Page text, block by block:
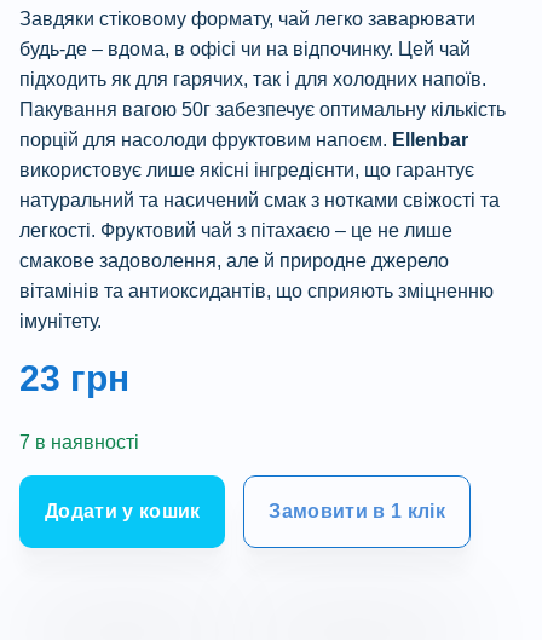
Завдяки стіковому формату, чай легко заварювати
будь-де – вдома, в офісі чи на відпочинку. Цей чай
підходить як для гарячих, так і для холодних напоїв.
Пакування вагою 50г забезпечує оптимальну кількість
порцій для насолоди фруктовим напоєм. Ellenbar
використовує лише якісні інгредієнти, що гарантує
натуральний та насичений смак з нотками свіжості та
легкості. Фруктовий чай з пітахаєю – це не лише
смакове задоволення, але й природне джерело
вітамінів та антиоксидантів, що сприяють зміцненню
імунітету.
23 грн
7 в наявності
Додати у кошик Замовити в 1 клік